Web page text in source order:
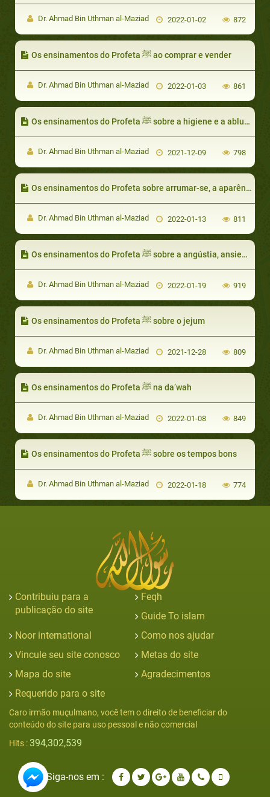
Dr. Ahmad Bin Uthman al-Maziad 2022-01-02 872
Os ensinamentos do Profeta ﷺ ao comprar e vender
Dr. Ahmad Bin Uthman al-Maziad 2022-01-03 861
Os ensinamentos do Profeta ﷺ sobre a higiene e a ablução
Dr. Ahmad Bin Uthman al-Maziad 2021-12-09 798
Os ensinamentos do Profeta sobre arrumar-se, a aparência e a vestimenta
Dr. Ahmad Bin Uthman al-Maziad 2022-01-13 811
Os ensinamentos do Profeta ﷺ sobre a angústia, ansiedade, depressão e pena
Dr. Ahmad Bin Uthman al-Maziad 2022-01-19 919
Os ensinamentos do Profeta ﷺ sobre o jejum
Dr. Ahmad Bin Uthman al-Maziad 2021-12-28 809
Os ensinamentos do Profeta ﷺ na da’wah
Dr. Ahmad Bin Uthman al-Maziad 2022-01-08 849
Os ensinamentos do Profeta ﷺ sobre os tempos bons
Dr. Ahmad Bin Uthman al-Maziad 2022-01-18 774
Contribuiu para a
publicação do site
Feqh
Guide To islam
Noor international
Como nos ajudar
Vincule seu site conosco
Metas do site
Mapa do site
Agradecimentos
Requerido para o site
Caro irmão muçulmano, você tem o direito de beneficiar do
conteúdo do site para uso pessoal e não comercial
Hits : 394,302,539
Siga-nos em :